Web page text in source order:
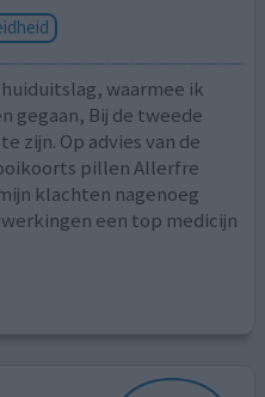
waarmee ik
gegaan, Bij de tweede
zijn. Op advies van de
pillen Allerfre
klachten nagenoeg
een top medicijn